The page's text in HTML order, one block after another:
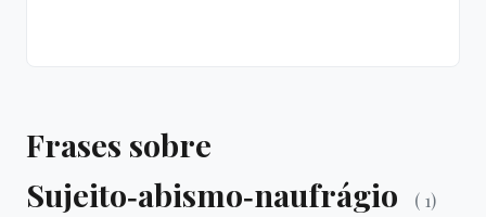
Frases sobre
Sujeito‑abismo‑naufrágio
( 1)